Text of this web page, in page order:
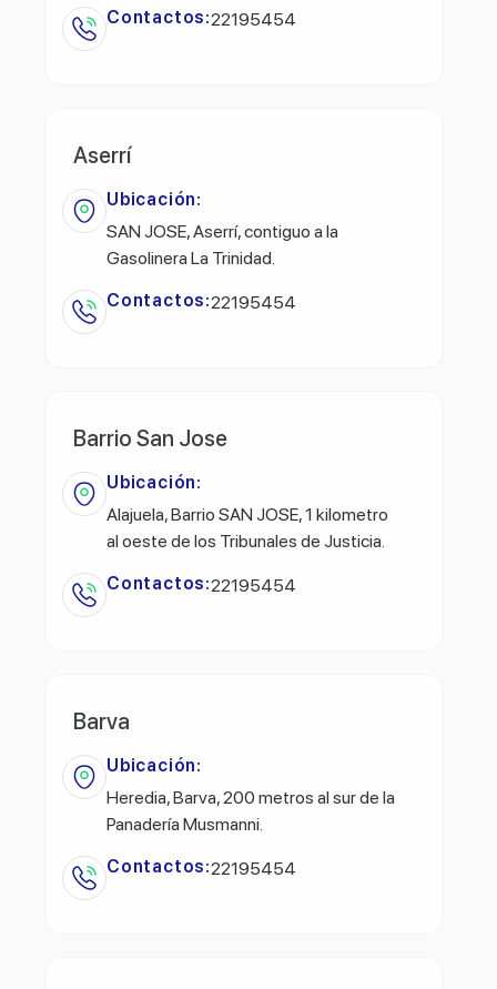
Contactos:22195454
Aserrí
Ubicación:
SAN JOSE, Aserrí, contiguo a la
Gasolinera La Trinidad.
Contactos:22195454
Barrio San Jose
Ubicación:
Alajuela, Barrio SAN JOSE, 1 kilometro
al oeste de los Tribunales de Justicia.
Contactos:22195454
Barva
Ubicación:
Heredia, Barva, 200 metros al sur de la
Panadería Musmanni.
Contactos:22195454